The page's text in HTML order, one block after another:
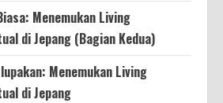
Menemukan Living
di Jepang (Bagian Kedua)
Menemukan Living
di Jepang